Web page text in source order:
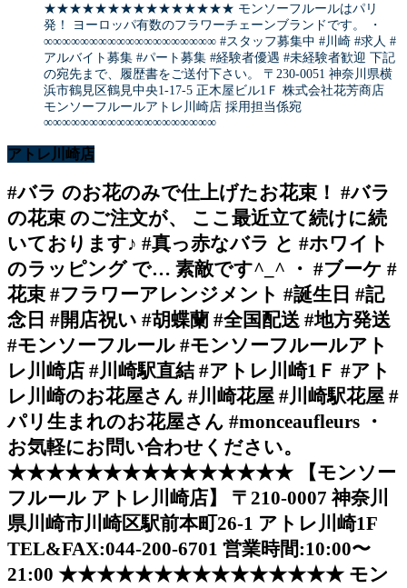
★★★★★★★★★★★★★★★ モンソーフルールはパリ
発！ ヨーロッパ有数のフラワーチェーンブランドです。 ・
∞∞∞∞∞∞∞∞∞∞∞∞∞∞∞∞∞∞∞ #スタッフ募集中 #川崎 #求人 #
アルバイト募集 #パート募集 #経験者優遇 #未経験者歓迎 下記
の宛先まで、履歴書をご送付下さい。 〒230-0051 神奈川県横
浜市鶴見区鶴見中央1-17-5 正木屋ビル1Ｆ 株式会社花芳商店
モンソーフルールアトレ川崎店 採用担当係宛
∞∞∞∞∞∞∞∞∞∞∞∞∞∞∞∞∞∞∞
アトレ川崎店
#バラ のお花のみで仕上げたお花束！ #バラ
の花束 のご注文が、 ここ最近立て続けに続
いております♪ #真っ赤なバラ と #ホワイト
のラッピング で… 素敵です^_^ ・ #ブーケ #
花束 #フラワーアレンジメント #誕生日 #記
念日 #開店祝い #胡蝶蘭 #全国配送 #地方発送
#モンソーフルール #モンソーフルールアト
レ川崎店 #川崎駅直結 #アトレ川崎1Ｆ #アト
レ川崎のお花屋さん #川崎花屋 #川崎駅花屋 #
パリ生まれのお花屋さん #monceaufleurs ・
お気軽にお問い合わせください。
★★★★★★★★★★★★★★★ 【モンソー
フルール アトレ川崎店】 〒210-0007 神奈川
県川崎市川崎区駅前本町26-1 アトレ川崎1F
TEL&FAX:044-200-6701 営業時間:10:00〜
21:00 ★★★★★★★★★★★★★★★ モン